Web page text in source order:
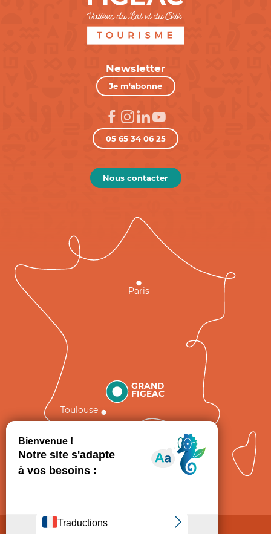
Newsletter
Je m'abonne
05 65 34 06 25
Nous contacter
GRAND
FIGEAC
Toulouse
Paris